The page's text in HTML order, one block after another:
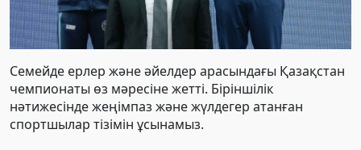
Семейде ерлер және әйелдер арасындағы Қазақстан
чемпионаты өз мәресіне жетті. Біріншілік
нәтижесінде жеңімпаз және жүлдегер атанған
спортшылар тізімін ұсынамыз.